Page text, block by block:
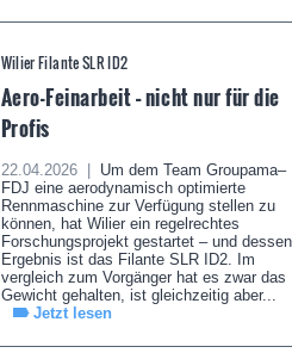
Wilier Filante SLR ID2
Aero-Feinarbeit – nicht nur für die
Profis
22.04.2026 |
Um dem Team Groupama–
FDJ eine aerodynamisch optimierte
Rennmaschine zur Verfügung stellen zu
können, hat Wilier ein regelrechtes
Forschungsprojekt gestartet – und dessen
Ergebnis ist das Filante SLR ID2. Im
vergleich zum Vorgänger hat es zwar das
Gewicht gehalten, ist gleichzeitig aber...
Jetzt lesen